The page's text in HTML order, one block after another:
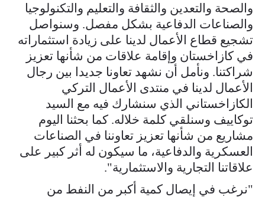
والصحة والتعدين والثقافة والتعليم والتكنولوجيا
والصناعات الدفاعية بشكل مفصل. وسنواصل
تشجيع قطاع الأعمال لدينا على زيادة استثماراته
في كازاخستان وإقامة علاقات من شأنها تعزيز
شراكتنا. ونأمل أن نشهد تعاونا جديدا بين رجال
الأعمال لدينا في منتدى الأعمال التركي
الكازاخستاني الذي سنشارك فيه مع السيد
توكاييف وسنلقي كلمة خلاله. كما بحثنا اليوم
مشاريع من شأنها تعزيز تعاوننا في الصناعات
العسكرية والدفاعية، ما سيكون له أثر كبير على
علاقاتنا التجارية والاستثمارية".
"نرغب في إيصال كمية أكبر من النفط من